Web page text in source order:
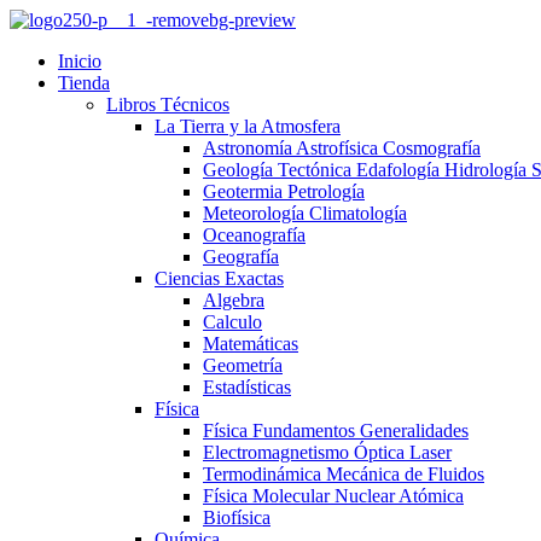
Inicio
Tienda
Libros Técnicos
La Tierra y la Atmosfera
Astronomía Astrofísica Cosmografía
Geología Tectónica Edafología Hidrología
Geotermia Petrología
Meteorología Climatología
Oceanografía
Geografía
Ciencias Exactas
Algebra
Calculo
Matemáticas
Geometría
Estadísticas
Física
Física Fundamentos Generalidades
Electromagnetismo Óptica Laser
Termodinámica Mecánica de Fluidos
Física Molecular Nuclear Atómica
Biofísica